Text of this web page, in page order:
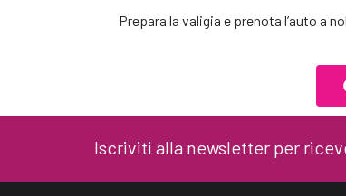
Prepara la valigia e prenota l’auto a
Iscriviti alla newsletter per